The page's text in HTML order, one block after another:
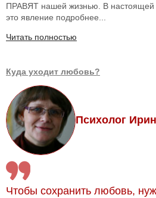
ПРАВЯТ нашей жизнью. В настоящей
это явление подробнее...
Читать полностью
Куда уходит любовь?
Психолог
Чтобы сохранить любовь,